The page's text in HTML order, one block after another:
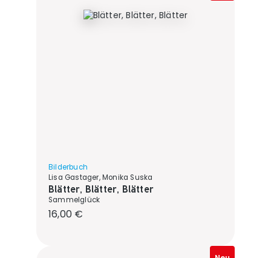
Bilderbuch
Lisa Gastager, Monika Suska
Blätter, Blätter, Blätter
Sammelglück
Regulärer Preis:
16,00 €